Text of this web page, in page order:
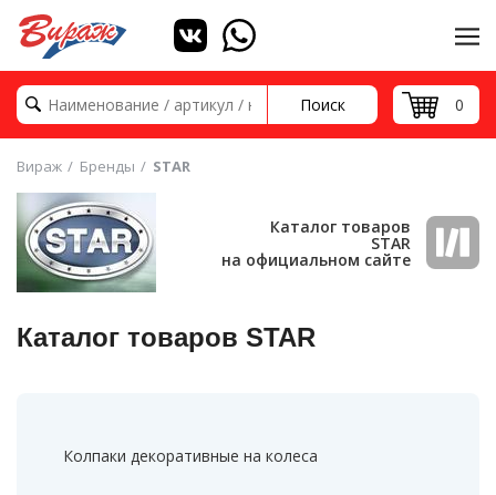
Поиск 0
Вираж Бренды STAR
Каталог товаров
STAR
на официальном сайте
Каталог товаров STAR
Колпаки декоративные на колеса